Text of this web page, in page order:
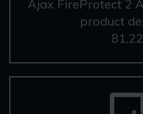
Ajax FireProtect 2
product